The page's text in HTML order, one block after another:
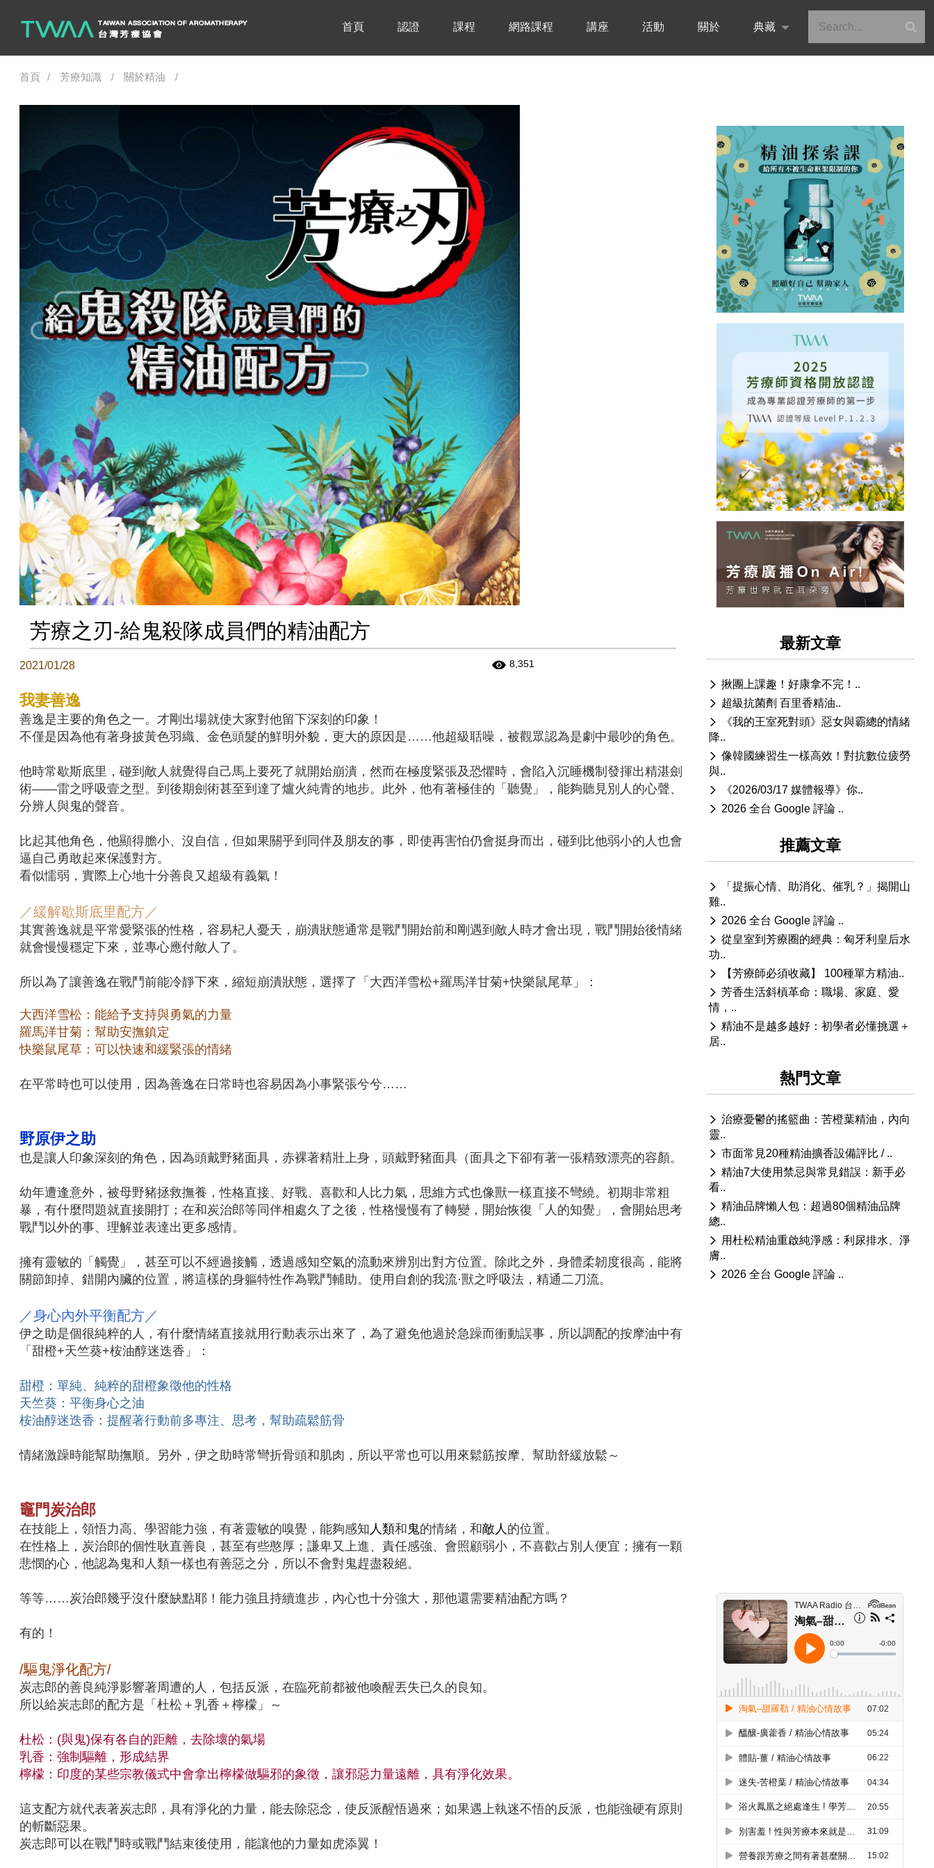
首頁 認證 課程 網路課程 講座 活動 關於 典藏
首頁 芳療知識 關於精油
芳療之刃-給鬼殺隊成員們的精油配方
2021/01/28 8,351
我妻善逸
善逸是主要的角色之一。才剛出場就使大家對他留下深刻的印象！
不僅是因為他有著身披黃色羽織、金色頭髮的鮮明外貌，更大的原因是……他超級聒噪，被觀眾認為是劇中最吵的角色。
他時常歇斯底里，碰到敵人就覺得自己馬上要死了就開始崩潰，然而在極度緊張及恐懼時，會陷入沉睡機制發揮出精湛劍
術——雷之呼吸壹之型。到後期劍術甚至到達了爐火純青的地步。此外，他有著極佳的「聽覺」，能夠聽見別人的心聲、
分辨人與鬼的聲音。
比起其他角色，他顯得膽小、沒自信，但如果關乎到同伴及朋友的事，即使再害怕仍會挺身而出，碰到比他弱小的人也會
逼自己勇敢起來保護對方。
看似懦弱，實際上心地十分善良又超級有義氣！
／緩解歇斯底里配方／
其實善逸就是平常愛緊張的性格，容易杞人憂天，崩潰狀態通常是戰鬥開始前和剛遇到敵人時才會出現，戰鬥開始後情緒
就會慢慢穩定下來，並專心應付敵人了。
所以為了讓善逸在戰鬥前能冷靜下來，縮短崩潰狀態，選擇了「大西洋雪松+羅馬洋甘菊+快樂鼠尾草」：
大西洋雪松：能給予支持與勇氣的力量
羅馬洋甘菊：幫助安撫鎮定
快樂鼠尾草：可以快速和緩緊張的情緒
在平常時也可以使用，因為善逸在日常時也容易因為小事緊張兮兮……
野原伊之助
也是讓人印象深刻的角色，因為頭戴野豬面具，赤裸著精壯上身，頭戴野豬面具（面具之下卻有著一張精致漂亮的容顏。
幼年遭逢意外，被母野豬拯救撫養，性格直接、好戰、喜歡和人比力氣，思維方式也像獸一樣直接不彎繞。初期非常粗
暴，有什麼問題就直接開打；在和炭治郎等同伴相處久了之後，性格慢慢有了轉變，開始恢復「人的知覺」，會開始思考
戰鬥以外的事、理解並表達出更多感情。
擁有靈敏的「觸覺」，甚至可以不經過接觸，透過感知空氣的流動來辨別出對方位置。除此之外，身體柔韌度很高，能將
關節卸掉、錯開內臟的位置，將這樣的身軀特性作為戰鬥輔助。使用自創的我流·獸之呼吸法，精通二刀流。
／身心內外平衡配方／
伊之助是個很純粹的人，有什麼情緒直接就用行動表示出來了，為了避免他過於急躁而衝動誤事，所以調配的按摩油中有
「甜橙+天竺葵+桉油醇迷迭香」：
甜橙：單純、純粹的甜橙象徵他的性格
天竺葵：平衡身心之油
桉油醇迷迭香：提醒著行動前多專注、思考，幫助疏鬆筋骨
情緒激躁時能幫助撫順。另外，伊之助時常彎折骨頭和肌肉，所以平常也可以用來鬆筋按摩、幫助舒緩放鬆～
竈門炭治郎
在技能上，領悟力高、學習能力強，有著靈敏的嗅覺，能夠感知 人類和 鬼的情緒，和敵人 的位置。
在性格上，炭治郎的個性耿直善良，甚至有些憨厚；謙卑又上進、責任感強、會照顧弱小，不喜歡占別人便宜；擁有一顆
悲憫的心，他認為鬼和人類一樣也有善惡之分，所以不會對鬼趕盡殺絕。
等等……炭治郎幾乎沒什麼缺點耶！能力強且持續進步，內心也十分強大，那他還需要精油配方嗎？
有的！
/驅鬼淨化配方/
炭志郎的善良純淨影響著周遭的人，包括反派，在臨死前都被他喚醒丟失已久的良知。
所以給炭志郎的配方是「杜松＋乳香＋檸檬」～
杜松：(與鬼)保有各自的距離，去除壞的氣場
乳香：強制驅離，形成結界
檸檬：印度的某些宗教儀式中會拿出檸檬做驅邪的象徵，讓邪惡力量遠離，具有淨化效果。
這支配方就代表著炭志郎，具有淨化的力量，能去除惡念，使反派醒悟過來；如果遇上執迷不悟的反派，也能強硬有原則
的斬斷惡果。
炭志郎可以在戰鬥時或戰鬥結束後使用，能讓他的力量如虎添翼！
最新文章
揪團上課趣！好康拿不完！..
超級抗菌劑 百里香精油..
《我的王室死對頭》惡女與霸總的情緒
降..
像韓國練習生一樣高效！對抗數位疲勞
與..
《2026/03/17 媒體報導》你..
2026 全台 Google 評論 ..
推薦文章
「提振心情、助消化、催乳？」揭開山
雞..
2026 全台 Google 評論 ..
從皇室到芳療圈的經典：匈牙利皇后水
功..
【芳療師必須收藏】 100種單方精油..
芳香生活斜槓革命：職場、家庭、愛
情，..
精油不是越多越好：初學者必懂挑選＋
居..
熱門文章
治療憂鬱的搖籃曲：苦橙葉精油，內向
靈..
市面常見20種精油擴香設備評比 / ..
精油7大使用禁忌與常見錯誤：新手必
看..
精油品牌懶人包：超過80個精油品牌
總..
用杜松精油重啟純淨感：利尿排水、淨
膚..
2026 全台 Google 評論 ..